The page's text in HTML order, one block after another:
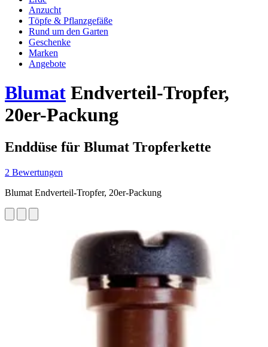
Anzucht
Töpfe & Pflanzgefäße
Rund um den Garten
Geschenke
Marken
Angebote
Blumat Endverteil-Tropfer,
20er-Packung
Enddüse für Blumat Tropferkette
2 Bewertungen
Blumat Endverteil-Tropfer, 20er-Packung